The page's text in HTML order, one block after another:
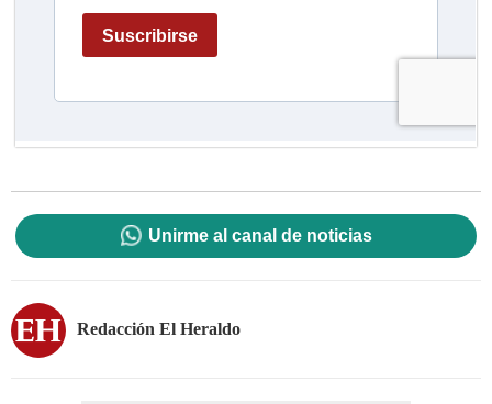
Unirme al canal de noticias
Redacción El Heraldo